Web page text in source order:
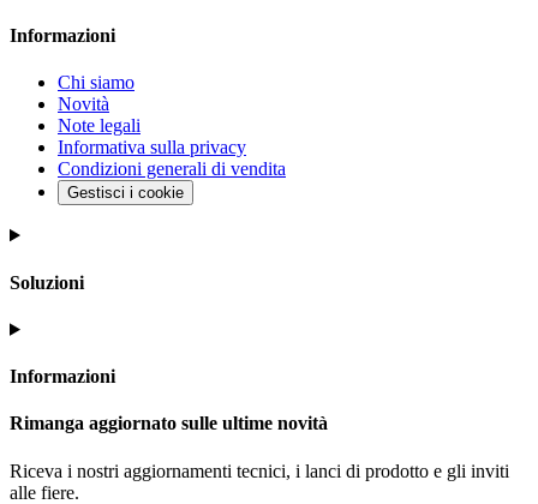
Informazioni
Chi siamo
Novità
Note legali
Informativa sulla privacy
Condizioni generali di vendita
Gestisci i cookie
Soluzioni
Informazioni
Rimanga aggiornato sulle ultime novità
Riceva i nostri aggiornamenti tecnici, i lanci di prodotto e gli inviti
alle fiere.